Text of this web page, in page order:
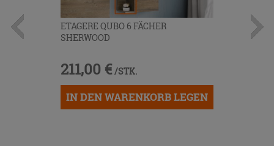
ETAGERE QUBO 6 FÄCHER
SHERWOOD
211,00 € /STK.
IN DEN WARENKORB LEGEN